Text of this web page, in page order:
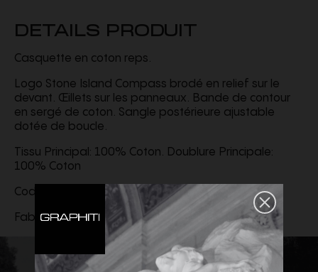
DETAILS PRODUIT
Casquette en coton reps.
Logo Stone Island Compass brodé en relief sur le
devant. Œillets sur les panneaux. Bande de contour
en sergé de coton. Sangle postérieure ajustable
dotée de boucle.
Tissu Principal: 100% Coton. Doublure Principale:
100% Coton
Code produit K2S159100013S0248V0020
Fabriqué en Chine